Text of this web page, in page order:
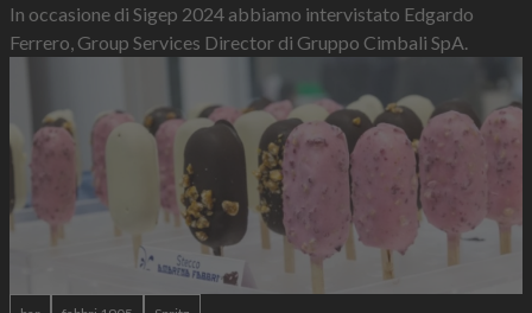
In occasione di Sigep 2024 abbiamo intervistato Edgardo
Ferrero, Group Services Director di Gruppo Cimbali SpA.